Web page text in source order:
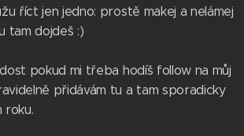
říct jen jedno: prostě makej a nelámej
tam dojdeš :)
pokud mi třeba hodíš follow na můj
přidávám tu a tam sporadicky
roku.